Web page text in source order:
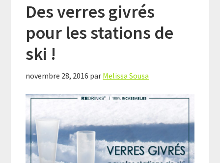
Des verres givrés
pour les stations de
ski !
novembre 28, 2016 par Melissa Sousa